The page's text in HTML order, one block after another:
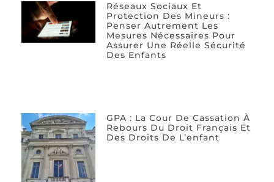
Réseaux Sociaux Et
Protection Des Mineurs :
Penser Autrement Les
Mesures Nécessaires Pour
Assurer Une Réelle Sécurité
Des Enfants
GPA : La Cour De Cassation À
Rebours Du Droit Français Et
Des Droits De L’enfant